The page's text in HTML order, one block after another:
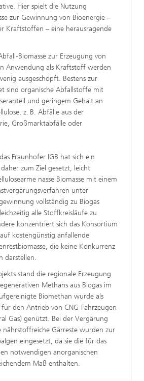
Hier spielt die Nutzung
zur Gewinnung von Bioenergie –
Kraftstoffen – eine herausragende
Biomasse zur Erzeugung von
Anwendung als Kraftstoff werden
ausgeschöpft. Bestens zur
sind organische Abfallstoffe mit
und geringem Gehalt an
z. B. Abfälle aus der
Großmarktabfälle oder
Fraunhofer IGB hat sich ein
zum Ziel gesetzt, leicht
nasse Biomasse mit einem
unter
vollständig zu Biogas
alle Stoffkreisläufe zu
konzentriert sich das Konsortium
kostengünstig anfallende
die keine Konkurrenz
darstellen.
stand die regionale Erzeugung
Methans aus Biogas im
Biomethan wurde als
den Antrieb von CNG-Fahrzeugen
Gas) genützt. Bei der Vergärung
nährstoffreiche Gärreste wurden zur
eingesetzt, da sie die für das
notwendigen anorganischen
Maß enthalten.